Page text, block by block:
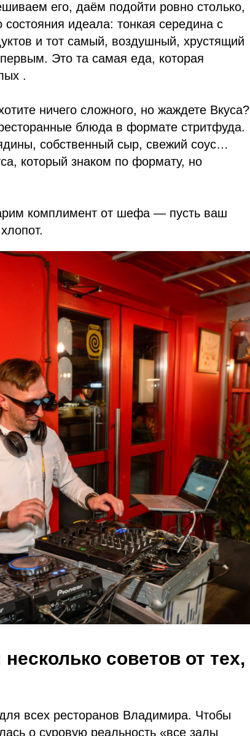
его, даём подойти ровно столько,
идеала: тонкая середина с
и тот самый, воздушный, хрустящий
Это та самая еда, которая
.
ничего сложного, но жаждете Вкуса?
блюда в формате стритфуда.
собственный сыр, свежий соус…
который знаком по формату, но
комплимент от шефа — пусть ваш
советов от тех,
всех ресторанов Владимира. Чтобы
о суровую реальность «все залы